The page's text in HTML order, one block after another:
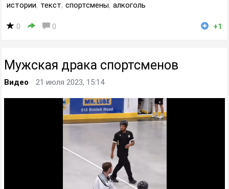
истории, текст, спортсмены, алкоголь
0 0 +1
Мужская драка спортсменов
Видео 21 июля 2023, 15:14